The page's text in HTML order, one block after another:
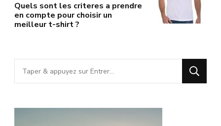
Quels sont les criteres a prendre
en compte pour choisir un
meilleur t-shirt ?
Vous
recherchiez
chose